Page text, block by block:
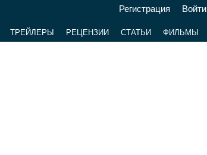
Регистрация Войти
ТРЕЙЛЕРЫ РЕЦЕНЗИИ СТАТЬИ ФИЛЬМЫ